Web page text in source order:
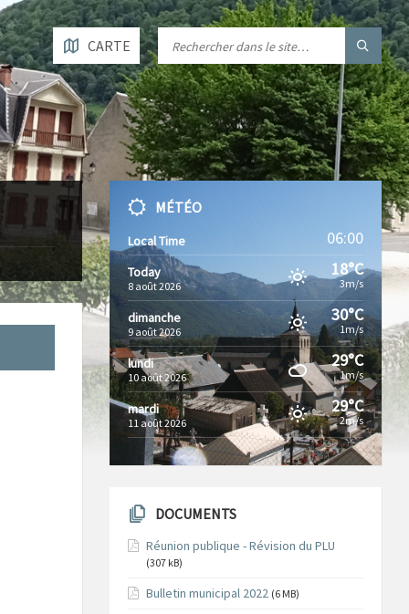
CARTE
MÉTÉO
Local Time 06:00
Today
8 août 2026
18°C
3m/s
dimanche
9 août 2026
30°C
1m/s
lundi
10 août 2026
29°C
1m/s
mardi
11 août 2026
29°C
2m/s
DOCUMENTS
Réunion publique - Révision du PLU
(307 kB)
Bulletin municipal 2022 (6 MB)